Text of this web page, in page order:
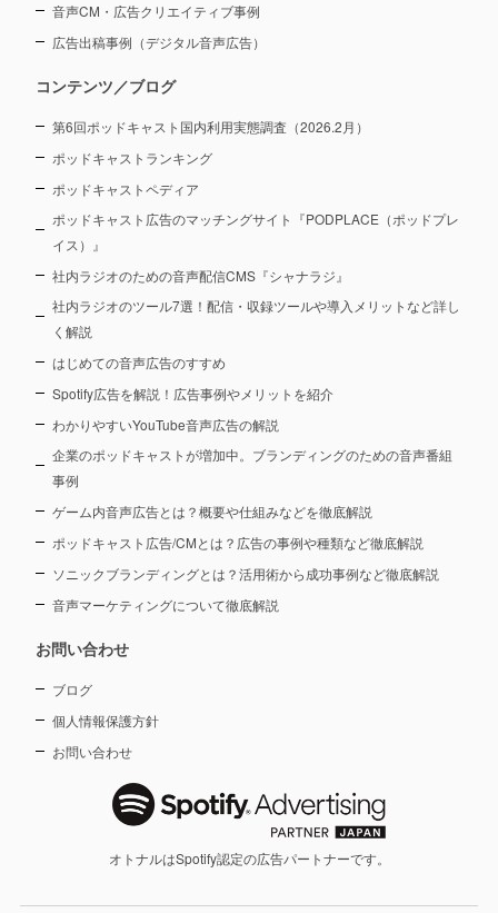
音声CM・広告クリエイティブ事例
広告出稿事例（デジタル音声広告）
コンテンツ／ブログ
第6回ポッドキャスト国内利用実態調査（2026.2月）
ポッドキャストランキング
ポッドキャストペディア
ポッドキャスト広告のマッチングサイト『PODPLACE（ポッドプレ
イス）』
社内ラジオのための音声配信CMS『シャナラジ』
社内ラジオのツール7選！配信・収録ツールや導入メリットなど詳し
く解説
はじめての音声広告のすすめ
Spotify広告を解説！広告事例やメリットを紹介
わかりやすいYouTube音声広告の解説
企業のポッドキャストが増加中。ブランディングのための音声番組
事例
ゲーム内音声広告とは？概要や仕組みなどを徹底解説
ポッドキャスト広告/CMとは？広告の事例や種類など徹底解説
ソニックブランディングとは？活用術から成功事例など徹底解説
音声マーケティングについて徹底解説
お問い合わせ
ブログ
個人情報保護方針
お問い合わせ
オトナルはSpotify認定の広告パートナーです。